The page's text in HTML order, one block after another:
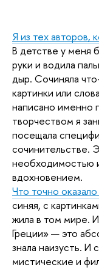
Я из тех авторов,
В детстве у меня
руки и водила
дыр. Сочиняла
картинки или
написано именно
творчеством я
посещала
сочинительстве.
необходимостью
вдохновением.
Что точно
синяя, с
жила в том мире.
Греции» — это
знала наизусть.
мистические и